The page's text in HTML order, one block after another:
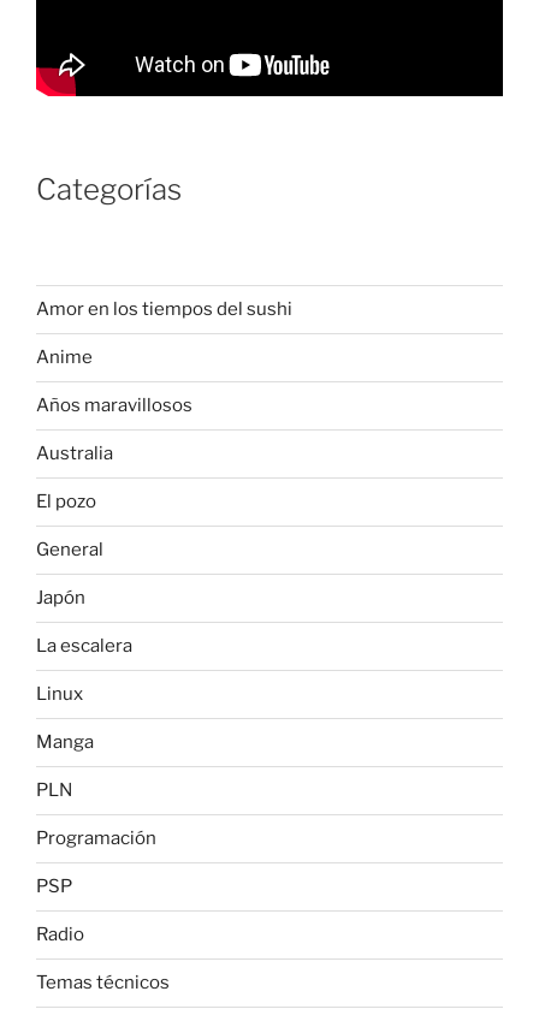
Categorías
Amor en los tiempos del sushi
Anime
Años maravillosos
Australia
El pozo
General
Japón
La escalera
Linux
Manga
PLN
Programación
PSP
Radio
Temas técnicos